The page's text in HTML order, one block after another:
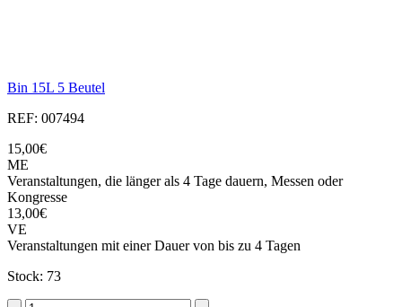
Bin 15L 5 Beutel
REF: 007494
15,00€
ME
Veranstaltungen, die länger als 4 Tage dauern, Messen oder
Kongresse
13,00€
VE
Veranstaltungen mit einer Dauer von bis zu 4 Tagen
Stock: 73